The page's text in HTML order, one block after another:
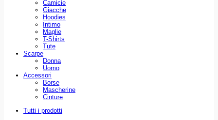
Camicie
Giacche
Hoodies
Intimo
Maglie
T-Shirts
Tute
Scarpe
Donna
Uomo
Accessori
Borse
Mascherine
Cinture
Tutti i prodotti